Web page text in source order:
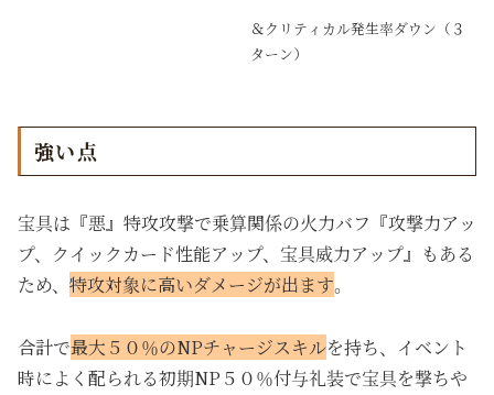
＆クリティカル発生率ダウン（３
ターン）
強い点
宝具は『悪』特攻攻撃で乗算関係の火力バフ『攻撃力アッ
プ、クイックカード性能アップ、宝具威力アップ』もある
ため、 特攻対象に高いダメージが出ます。
合計で最大５０％のNPチャージスキルを持ち、イベント
時によく配られる初期NP５０％付与礼装で宝具を撃ちや